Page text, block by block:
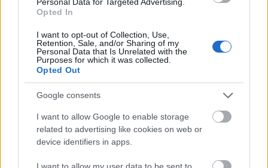
Opted In
I want to opt-out of Collection, Use,
Retention, Sale, and/or Sharing of my
Personal Data that Is Unrelated with the
Purposes for which it was collected.
Opted Out
Google consents
I want to allow Google to enable storage
related to advertising like cookies on web or
device identifiers in apps.
I want to allow my user data to be sent to
Brand safety blog •2019. április 26.
Az interneten a hirdetők és hirdetések dzsungelében
milyen eszközökkel tehetünk rendet? Kiadványok
márkavédelme A reklámipar és a hatalmas digitális
hirdetésszolgálók olyan automatikus hirdetési
technológiákat fejlesztettek ki, amelyek különböző
algoritmusok segítségével érik el a…